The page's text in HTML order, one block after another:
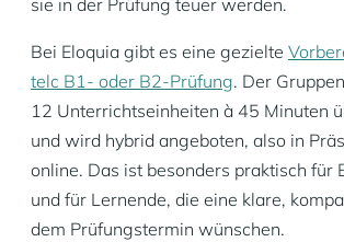
sie in der Prüfung teuer werden.
Bei Eloquia gibt es eine gezielte
telc B1- oder B2-Prüfung. Der
12 Unterrichtseinheiten à 45 Minuten
und wird hybrid angeboten, also in
online. Das ist besonders praktisch für
und für Lernende, die eine klare,
dem Prüfungstermin wünschen.